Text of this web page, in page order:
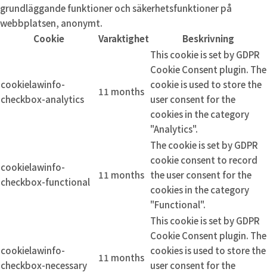
grundläggande funktioner och säkerhetsfunktioner på
webbplatsen, anonymt.
Cookie
Varaktighet Beskrivning
cookielawinfo-
checkbox-analytics
11 months
This cookie is set by GDPR
Cookie Consent plugin. The
cookie is used to store the
user consent for the
cookies in the category
"Analytics".
cookielawinfo-
checkbox-functional
11 months
The cookie is set by GDPR
cookie consent to record
the user consent for the
cookies in the category
"Functional".
cookielawinfo-
checkbox-necessary
11 months
This cookie is set by GDPR
Cookie Consent plugin. The
cookies is used to store the
user consent for the